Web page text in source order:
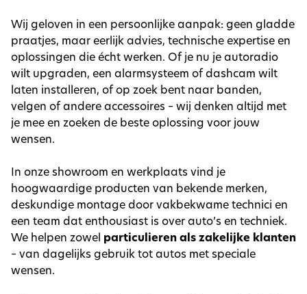
Wij geloven in een persoonlijke aanpak: geen gladde
praatjes, maar eerlijk advies, technische expertise en
oplossingen die écht werken. Of je nu je autoradio
wilt upgraden, een alarmsysteem of dashcam wilt
laten installeren, of op zoek bent naar banden,
velgen of andere accessoires – wij denken altijd met
je mee en zoeken de beste oplossing voor jouw
wensen.
In onze showroom en werkplaats vind je
hoogwaardige producten van bekende merken,
deskundige montage door vakbekwame technici en
een team dat enthousiast is over auto’s en techniek.
We helpen zowel particulieren als zakelijke klanten
– van dagelijks gebruik tot autos met speciale
wensen.